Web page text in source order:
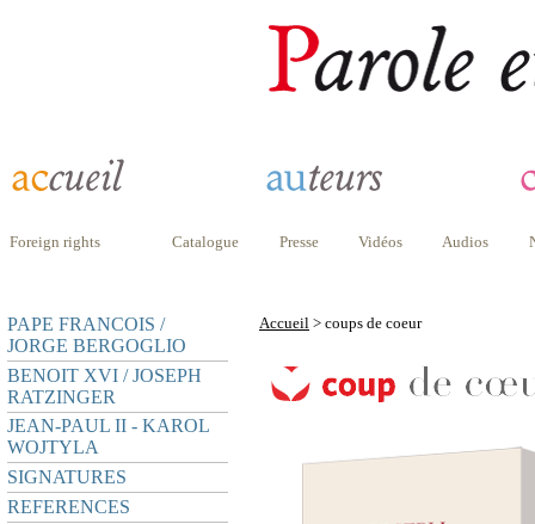
Foreign rights Catalogue Presse Vidéos Audios
PAPE FRANCOIS /
JORGE BERGOGLIO
BENOIT XVI / JOSEPH
RATZINGER
JEAN-PAUL II - KAROL
WOJTYLA
SIGNATURES
REFERENCES
Accueil > coups de coeur